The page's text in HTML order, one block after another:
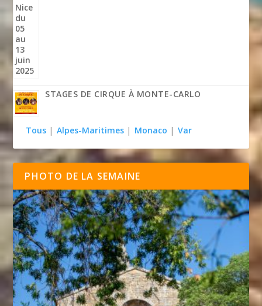
STAGES DE CIRQUE À MONTE-CARLO
Tous | Alpes-Maritimes | Monaco | Var
PHOTO DE LA SEMAINE